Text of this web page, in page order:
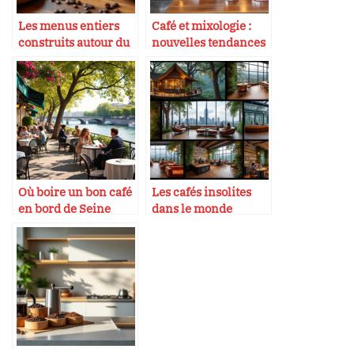
Les menus entiers
construits autour du
café
Café et mixologie :
nouvelles tendances
Où boire un bon café
en bord de Seine
Les cafés insolites
dans le monde